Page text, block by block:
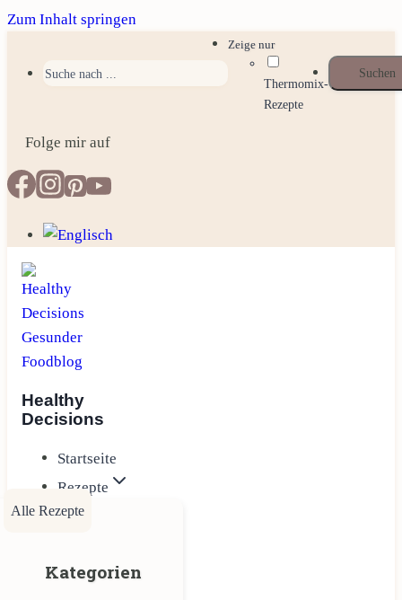
Zum Inhalt springen
Zeige nur
Thermomix-
Rezepte
Folge mir auf
Healthy
Decisions
Startseite
Rezepte
Alle Rezepte
Kategorien